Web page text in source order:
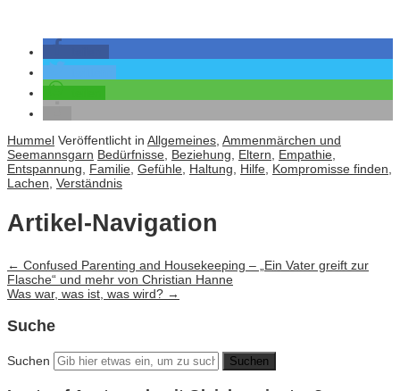
Hummel Veröffentlicht in Allgemeines Ammenmärchen und
Seemannsgarn Bedürfnisse Beziehung Eltern Empathie
Entspannung
Familie Gefühle Haltung Hilfe Kompromisse finden
Lachen Verständnis
Artikel-Navigation
← Confused Parenting and Housekeeping – „Ein Vater greift zur
Flasche“ und mehr von Christian Hanne
Was war, was ist, was wird? →
Suche
Suchen